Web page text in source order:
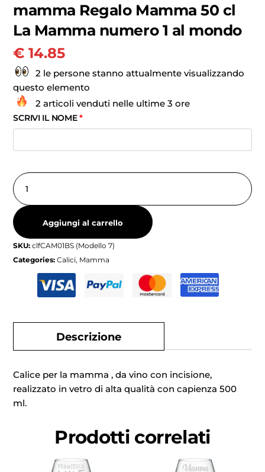
mamma Regalo Mamma 50 cl
La Mamma numero 1 al mondo
€ 14.85
2 le persone stanno attualmente visualizzando
questo elemento
2 articoli venduti nelle ultime 3 ore
SCRIVI IL NOME*
Aggiungi al carrello
SKU:clfCAM01BS (Modello 7)
Categories:Calici, Mamma
Descrizione
Calice per la mamma , da vino con incisione,
realizzato in vetro di alta qualità con capienza 500
ml.
Prodotti correlati